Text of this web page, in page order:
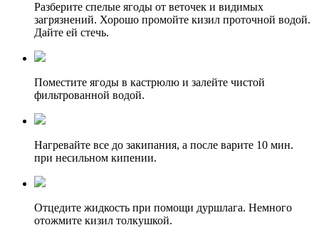
Разберите спелые ягоды от веточек и видимых
загрязнений. Хорошо промойте кизил проточной водой.
Дайте ей стечь.
Поместите ягоды в кастрюлю и залейте чистой
фильтрованной водой.
Нагревайте все до закипания, а после варите 10 мин.
при несильном кипении.
Отцедите жидкость при помощи дуршлага. Немного
отожмите кизил толкушкой.